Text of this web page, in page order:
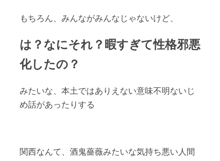
もちろん、みんながみんなじゃないけど、
は？なにそれ？暇すぎて性格邪悪
化したの？
みたいな、本土ではありえない意味不明ないじ
め話があったりする
関西なんて、酒鬼薔薇みたいな気持ち悪い人間